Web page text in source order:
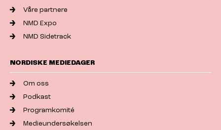
Våre partnere
NMD Expo
NMD Sidetrack
NORDISKE MEDIEDAGER
Om oss
Podkast
Programkomité
Medieundersøkelsen